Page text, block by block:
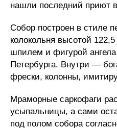
нашли последний приют
Собор построен в стиле
колокольня высотой
шпилем и фигурой
Петербурга. Внутри —
фрески, колонны,
Мраморные саркофаги
усыпальницы, а сами
под полом собора